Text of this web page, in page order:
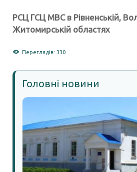
РСЦ ГСЦ МВС в Рівненській,
Житомирській областях
Переглядів: 330
Головні новини